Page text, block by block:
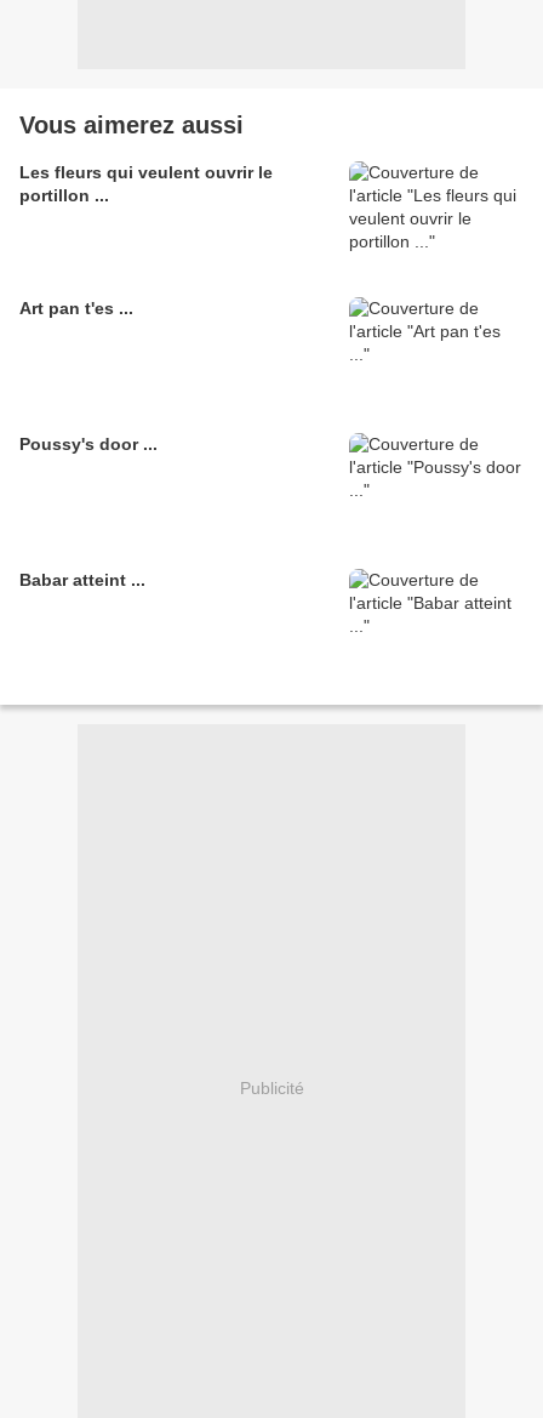
Vous aimerez aussi
Les fleurs qui veulent ouvrir le
portillon ...
Art pan t'es ...
Poussy's door ...
Babar atteint ...
Publicité